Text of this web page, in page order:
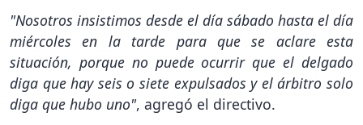
"Nosotros insistimos desde el día sábado hasta el día
miércoles en la tarde para que se aclare esta
situación, porque no puede ocurrir que el delgado
diga que hay seis o siete expulsados y el árbitro solo
diga que hubo uno", agregó el directivo.